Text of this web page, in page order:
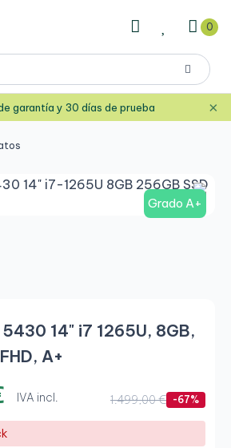
0
garantía y 30 días de prueba ×
Grado A+
14" i7 1265U, 8GB,
A+
IVA incl. 1.499,00 € -67%